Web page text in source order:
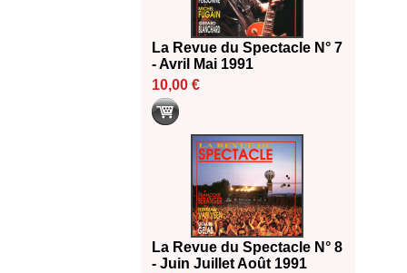
La Revue du Spectacle N° 7
- Avril Mai 1991
10,00 €
La Revue du Spectacle N° 8
- Juin Juillet Août 1991